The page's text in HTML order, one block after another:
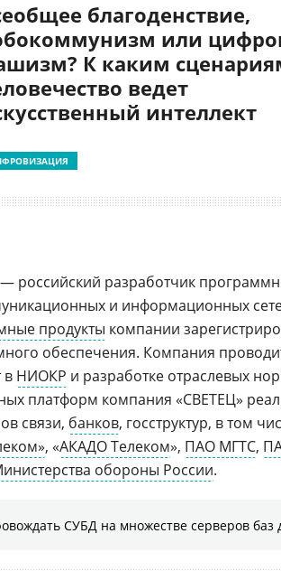
благоденствие,
или
К каким
ведет
интеллект
— российский разработчик
и информационных
продукты компании
обеспечения. Компания
в НИОКР и разработке отраслевых
платформ компания «СВЕТЕЦ»
связи, банков, госструктур, в том
, «АКАДО Телеком», ПАО МГТС,
обороны России.
СУБД на множестве серверов баз